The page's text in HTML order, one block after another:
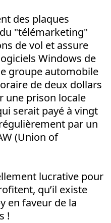
des plaques
"télémarketing"
de vol et assure
Windows de
groupe automobile
de deux dollars
une prison locale
serait payé à vingt
par un
(Union of
lucrative pour
qu’il existe
en faveur de la
!